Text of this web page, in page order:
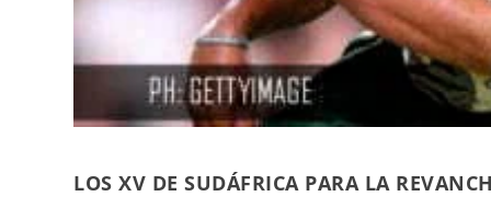
LOS XV DE SUDÁFRICA PARA LA